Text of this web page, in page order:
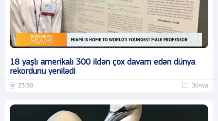
18 yaşlı amerikalı 300 ildən çox davam edən dünya
rekordunu yenilədi
23:30 Dünya